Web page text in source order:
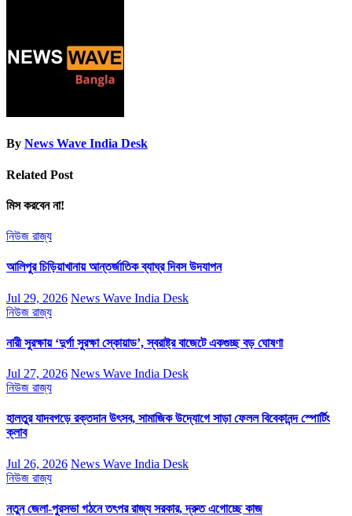
By News Wave India Desk
Related Post
মিস করবেন না!
নিউজ রাজ্য
আলিপুর চিড়িয়াখানায় আন্তর্জাতিক ব্যাঘ্র দিবস উদযাপন
Jul 29, 2026 News Wave India Desk
নিউজ রাজ্য
নারী সুরক্ষায় ‘দুর্গা সুরক্ষা স্কোয়াড’, স্বরাষ্ট্র বাজেটে একগুচ্ছ বড় ঘোষণা
Jul 27, 2026 News Wave India Desk
নিউজ রাজ্য
হালতুর যাদবগড়ে রক্তদান উৎসব, সামাজিক উদ্যোগে সাড়া ফেলল বিবেকানন্দ স্পোর্টিং
ক্লাব
Jul 26, 2026 News Wave India Desk
নিউজ রাজ্য
নতুন জেলা-পুরসভা গঠনে তৎপর রাজ্য সরকার, দ্রুত এগোচ্ছে কাজ